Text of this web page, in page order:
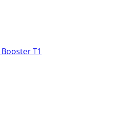
Booster T1